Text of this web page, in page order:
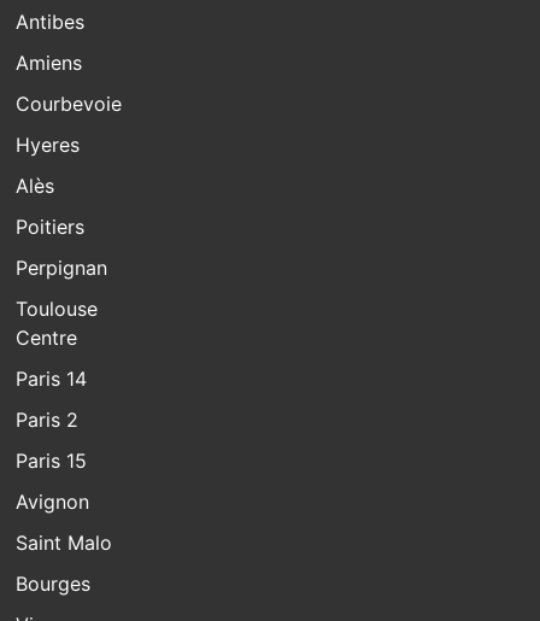
Antibes
Amiens
Courbevoie
Hyeres
Alès
Poitiers
Perpignan
Toulouse
Centre
Paris 14
Paris 2
Paris 15
Avignon
Saint Malo
Bourges